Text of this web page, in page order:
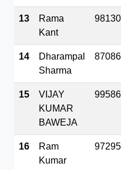
13
Rama
Kant
14
Dharampal
Sharma
15
VIJAY
KUMAR
BAWEJA
16
Ram
Kumar